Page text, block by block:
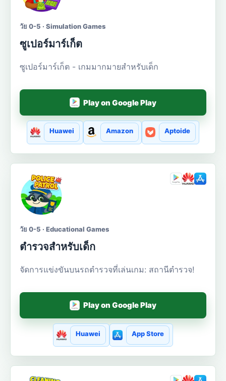
วัย 0-5 · Simulation Games
ซูเปอร์มาร์เก็ต
ซูเปอร์มาร์เก็ต - เกมมากมายสำหรับเด็ก
Play on Google Play
Huawei Amazon Aptoide
วัย 0-5 · Educational Games
ตำรวจสำหรับเด็ก
จัดการแข่งขันบนรถตำรวจที่เล่นเกม: สถานีตำรวจ!
Play on Google Play
Huawei App Store